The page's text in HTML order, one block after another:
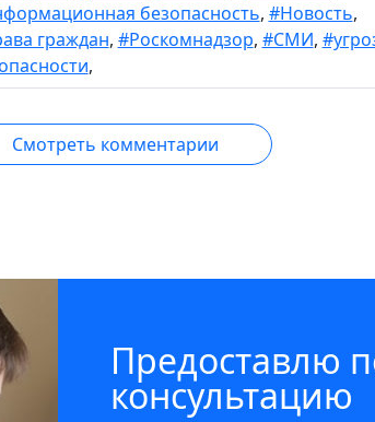
безопасность, #Новость,
граждан, #Роскомнадзор, #СМИ,
,
Смотреть комментарии
Предоставлю
консультацию